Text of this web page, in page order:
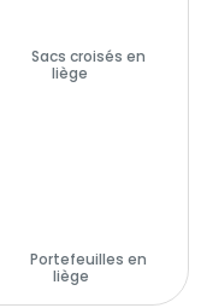
Sacs croisés en
liège
Portefeuilles en
liège